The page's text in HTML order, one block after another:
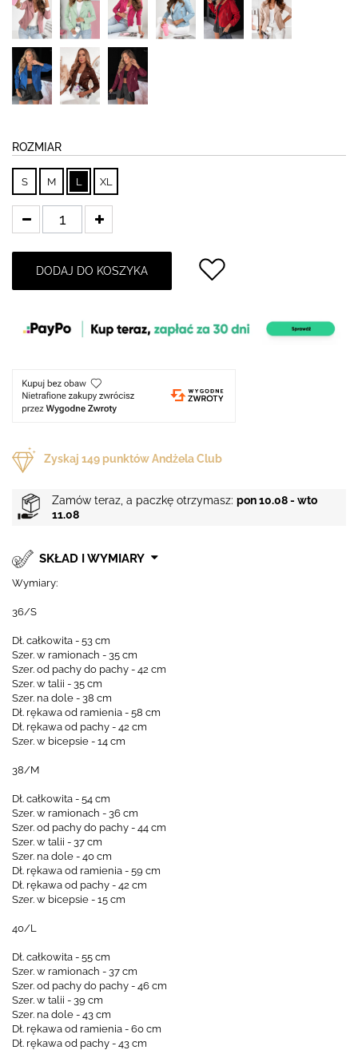
ROZMIAR
S M L XL
DODAJ DO KOSZYKA
Zyskaj 149 punktów Andżela Club
Zamów teraz, a paczkę otrzymasz: pon 10.08 - wto
11.08
SKŁAD I WYMIARY
Wymiary:
36/S
Dł. całkowita - 53 cm
Szer. w ramionach - 35 cm
Szer. od pachy do pachy - 42 cm
Szer. w talii - 35 cm
Szer. na dole - 38 cm
Dł. rękawa od ramienia - 58 cm
Dł. rękawa od pachy - 42 cm
Szer. w bicepsie - 14 cm
38/M
Dł. całkowita - 54 cm
Szer. w ramionach - 36 cm
Szer. od pachy do pachy - 44 cm
Szer. w talii - 37 cm
Szer. na dole - 40 cm
Dł. rękawa od ramienia - 59 cm
Dł. rękawa od pachy - 42 cm
Szer. w bicepsie - 15 cm
40/L
Dł. całkowita - 55 cm
Szer. w ramionach - 37 cm
Szer. od pachy do pachy - 46 cm
Szer. w talii - 39 cm
Szer. na dole - 43 cm
Dł. rękawa od ramienia - 60 cm
Dł. rękawa od pachy - 43 cm